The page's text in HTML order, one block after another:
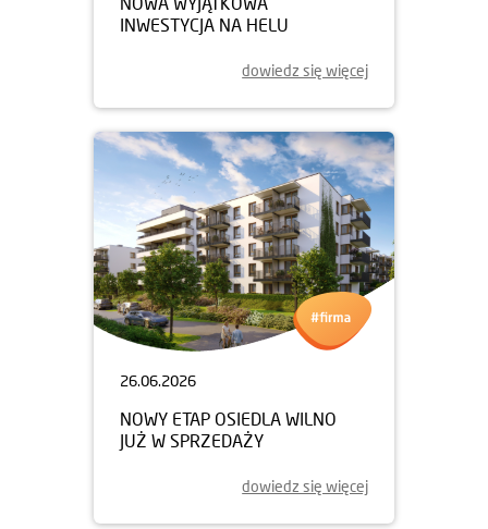
INWESTYCJA NA HELU
dowiedz się więcej
26.06.2026
NOWY ETAP OSIEDLA WILNO
JUŻ W SPRZEDAŻY
dowiedz się więcej